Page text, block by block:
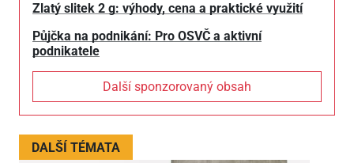
Zlatý slitek 2 g: výhody, cena a praktické využití
Půjčka na podnikání: Pro OSVČ a aktivní
podnikatele
Další sponzorovaný obsah
DALŠÍ TÉMATA